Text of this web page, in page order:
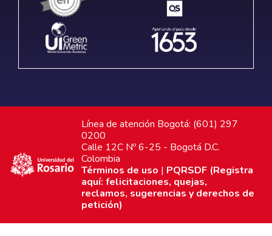
Línea de atención Bogotá: (601) 297
0200
Calle 12C Nº 6-25 - Bogotá D.C.
Colombia
Términos de uso | PQRSDF (Registra
aquí: felicitaciones, quejas,
reclamos, sugerencias y derechos de
petición)